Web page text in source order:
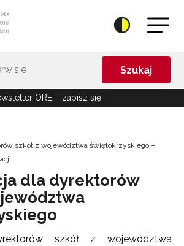
Szukaj
ORE – zapisz się!
szkół z województwa świętokrzyskiego –
dla dyrektorów
szkół z województwa